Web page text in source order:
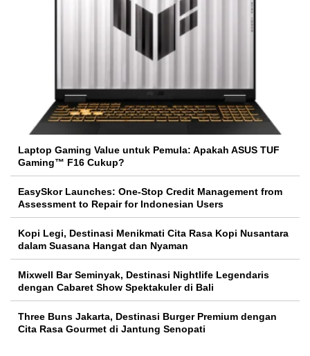
Laptop Gaming Value untuk Pemula: Apakah ASUS TUF
Gaming™ F16 Cukup?
EasySkor Launches: One-Stop Credit Management from
Assessment to Repair for Indonesian Users
Kopi Legi, Destinasi Menikmati Cita Rasa Kopi Nusantara
dalam Suasana Hangat dan Nyaman
Mixwell Bar Seminyak, Destinasi Nightlife Legendaris
dengan Cabaret Show Spektakuler di Bali
Three Buns Jakarta, Destinasi Burger Premium dengan
Cita Rasa Gourmet di Jantung Senopati